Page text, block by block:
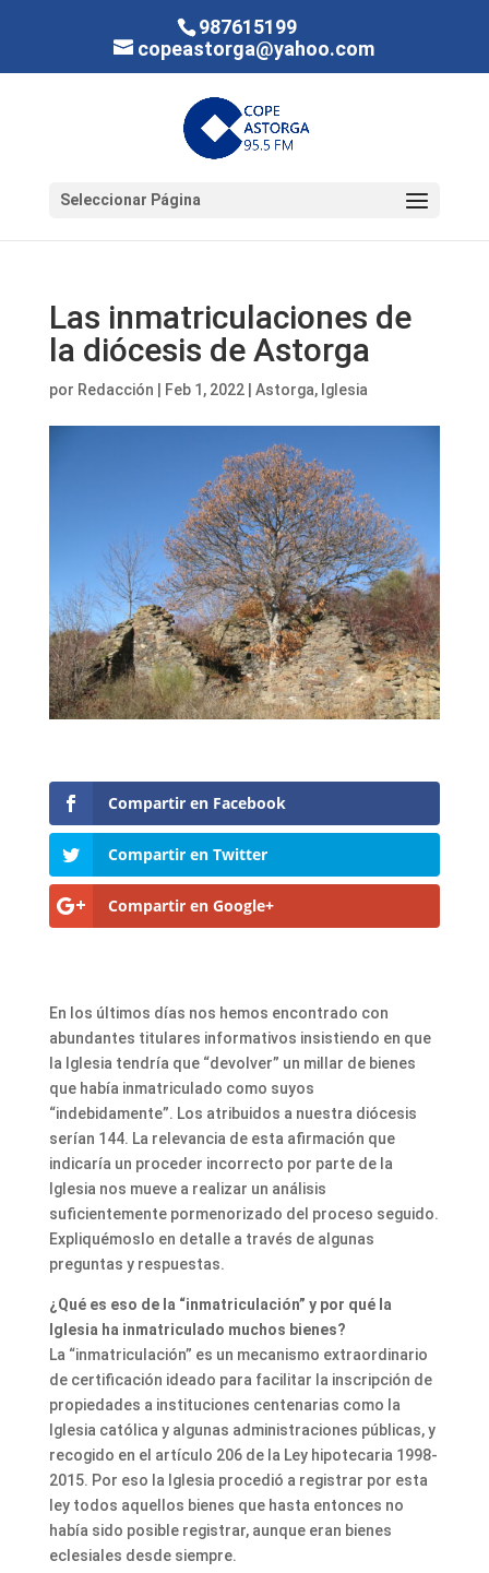
987615199
copeastorga@yahoo.com
Seleccionar Página
Las inmatriculaciones de
la diócesis de Astorga
por Redacción Feb 1, 2022| Astorga, Iglesia
Compartir en Facebook
Compartir en Twitter
Compartir en Google+
En los últimos días nos hemos encontrado con
abundantes titulares informativos insistiendo en que
la Iglesia tendría que “devolver” un millar de bienes
que había inmatriculado como suyos
“indebidamente”. Los atribuidos a nuestra diócesis
serían 144. La relevancia de esta afirmación que
indicaría un proceder incorrecto por parte de la
Iglesia nos mueve a realizar un análisis
suficientemente pormenorizado del proceso seguido.
Expliquémoslo en detalle a través de algunas
preguntas y respuestas.
¿Qué es eso de la “inmatriculación” y por qué la
Iglesia ha inmatriculado muchos bienes?
La “inmatriculación” es un mecanismo extraordinario
de certificación ideado para facilitar la inscripción de
propiedades a instituciones centenarias como la
Iglesia católica y algunas administraciones públicas, y
recogido en el artículo 206 de la Ley hipotecaria 1998-
2015. Por eso la Iglesia procedió a registrar por esta
ley todos aquellos bienes que hasta entonces no
había sido posible registrar, aunque eran bienes
eclesiales desde siempre.